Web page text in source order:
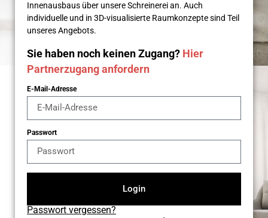
Innenausbaus über unsere Schreinerei an. Auch
individuelle und in 3D-visualisierte Raumkonzepte sind Teil
unseres Angebots.
Sie haben noch keinen Zugang? Hier
Partnerzugang anfordern
E-Mail-Adresse
Passwort
Login
Passwort vergessen?